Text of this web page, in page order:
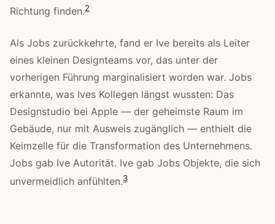
Richtung finden.2
Als Jobs zurückkehrte, fand er Ive bereits als Leiter
eines kleinen Designteams vor, das unter der
vorherigen Führung marginalisiert worden war. Jobs
erkannte, was Ives Kollegen längst wussten: Das
Designstudio bei Apple — der geheimste Raum im
Gebäude, nur mit Ausweis zugänglich — enthielt die
Keimzelle für die Transformation des Unternehmens.
Jobs gab Ive Autorität. Ive gab Jobs Objekte, die sich
unvermeidlich anfühlten.3